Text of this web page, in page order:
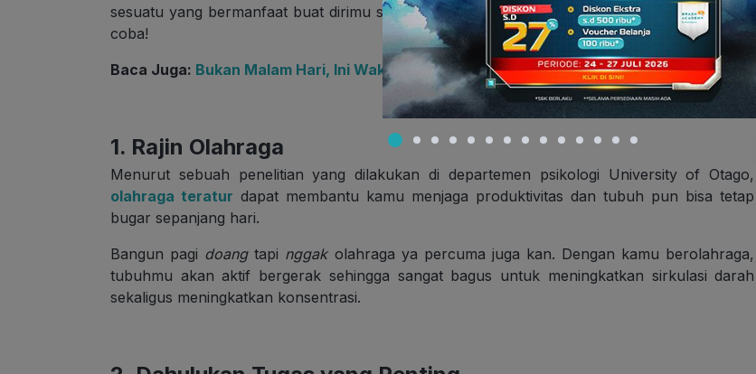
sesuatu yang bermanfaat buat dirimu sendiri setiap harinya? Kiat-kiat di bawah ini bisa kamu
coba!
Baca Juga: Bukan Malam Hari, Ini Waktu Belajar yang Efektif
1. Rajin Olahraga
Menurut sebuah penelitian yang dilakukan di departemen psikologi University of Otago,
olahraga teratur dapat membantu kamu menjaga produktivitas dan tubuh pun bisa tetap
bugar sepanjang hari.
Bangun pagi doangtapi nggakolahraga ya percuma juga kan. Dengan kamu berolahraga,
tubuhmu akan aktif bergerak sehingga sangat bagus untuk meningkatkan sirkulasi darah
sekaligus meningkatkan konsentrasi.